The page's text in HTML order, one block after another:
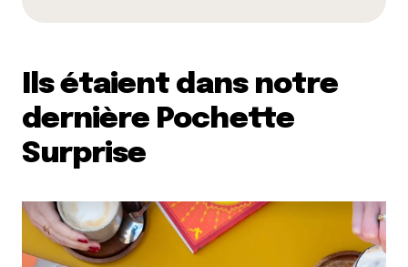
Ils étaient dans notre
dernière Pochette
Surprise